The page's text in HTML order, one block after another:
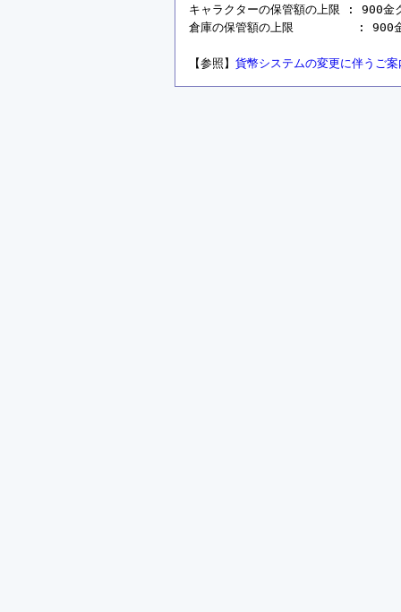
キャラクターの保管額の上限 : 900
倉庫の保管額の上限         : 900
【参照】 貨幣システムの変更に伴うご案